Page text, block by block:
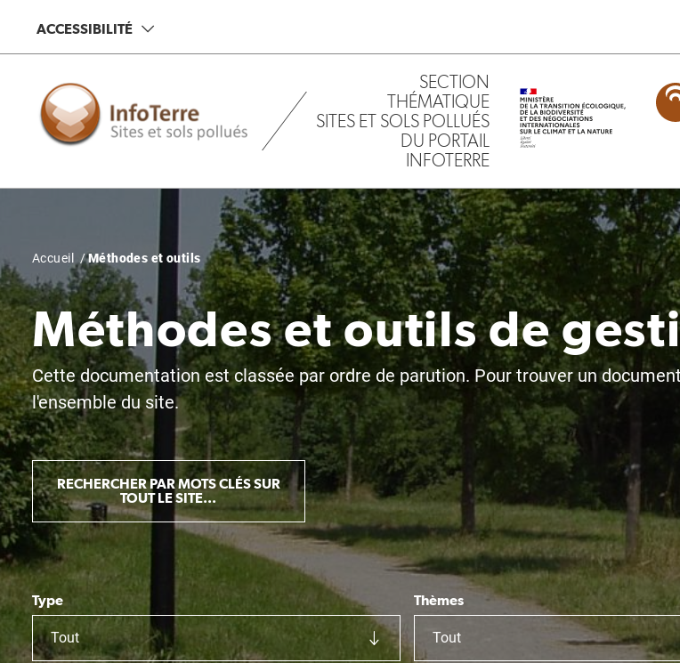
contenu
ACCESSIBILITÉ
SECTION
THÉMATIQUE
SITES ET SOLS POLLUÉS
DU PORTAIL
INFOTERRE
Fil
d'Ariane
Accueil Méthodes et outils
Méthodes et outils de
Cette documentation est classée par ordre de parution. Pour trouver un
l'ensemble du site.
RECHERCHER PAR MOTS CLÉS SUR
TOUT LE SITE...
Type
Tout
Thèmes
Tout